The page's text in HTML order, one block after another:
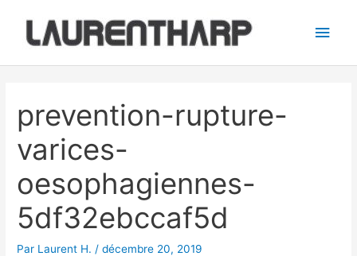
contenu
prevention-rupture-
varices-
oesophagiennes-
5df32ebccaf5d
Par Laurent H. /décembre 20, 2019
articles